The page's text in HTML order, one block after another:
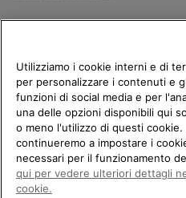
Italia
©2026Columbia Sportswear
Petit-Lancy Switzerland. Tutti i diritti
SELEZIONA IL
Utilizziamo i cookie interni e di
per personalizzare i contenuti e
funzioni di social media e per
una delle opzioni disponibili qui
o meno l'utilizzo di questi
continueremo a impostare i
necessari per il funzionamento
qui per vedere ulteriori dettagli
cookie.